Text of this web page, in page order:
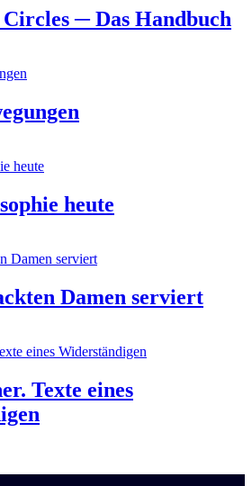
─ Das Handbuch
heute
Damen serviert
Texte eines